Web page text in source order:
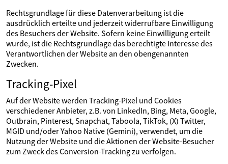
Rechtsgrundlage für diese Datenverarbeitung ist die
ausdrücklich erteilte und jederzeit widerrufbare Einwilligung
des Besuchers der Website. Sofern keine Einwilligung erteilt
wurde, ist die Rechtsgrundlage das berechtigte Interesse des
Verantwortlichen der Website an den obengenannten
Zwecken.
Tracking-Pixel
Auf der Website werden Tracking-Pixel und Cookies
verschiedener Anbieter, z.B. von LinkedIn, Bing, Meta, Google,
Outbrain, Pinterest, Snapchat, Taboola, TikTok, (X) Twitter,
MGID und/oder Yahoo Native (Gemini), verwendet, um die
Nutzung der Website und die Aktionen der Website-Besucher
zum Zweck des Conversion-Tracking zu verfolgen.